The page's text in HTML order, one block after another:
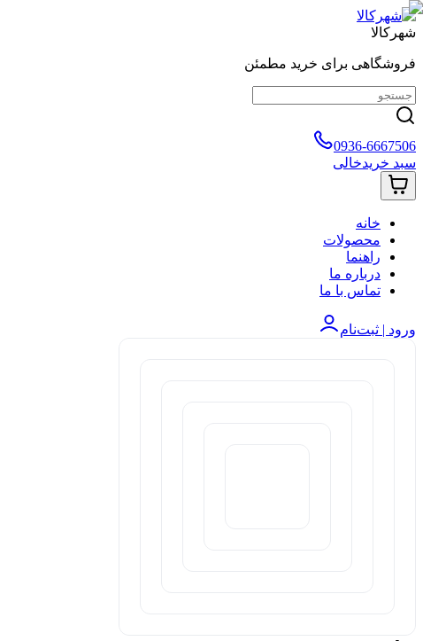
شهرکالا
فروشگاهی برای خرید مطمئن
0936-6667506
سبد خریدخالی
خانه
محصولات
راهنما
درباره ما
تماس با ما
ورود | ثبت‌نام